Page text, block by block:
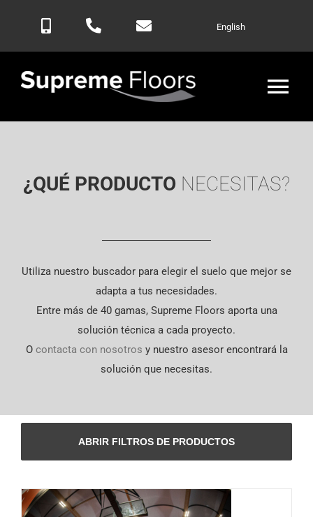
English
Productos
Contactar
¿QUÉ PRODUCTO NECESITAS?
Utiliza nuestro buscador para elegir el suelo que mejor se
adapta a tus necesidades.
Entre más de 40 gamas, Supreme Floors aporta una
solución técnica a cada proyecto.
O contacta con nosotros y nuestro asesor encontrará la
solución que necesitas.
ABRIR FILTROS DE PRODUCTOS